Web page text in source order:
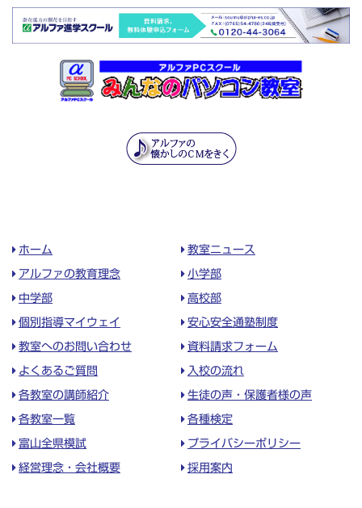
ホーム 教室ニュース
アルファの教育理念 小学部
中学部 高校部
個別指導マイウェイ 安心安全通塾制度
教室へのお問い合わせ 資料請求フォーム
よくあるご質問 入校の流れ
各教室の講師紹介 生徒の声・保護者様の声
各教室一覧 各種検定
富山全県模試 プライバシーポリシー
経営理念・会社概要 採用案内